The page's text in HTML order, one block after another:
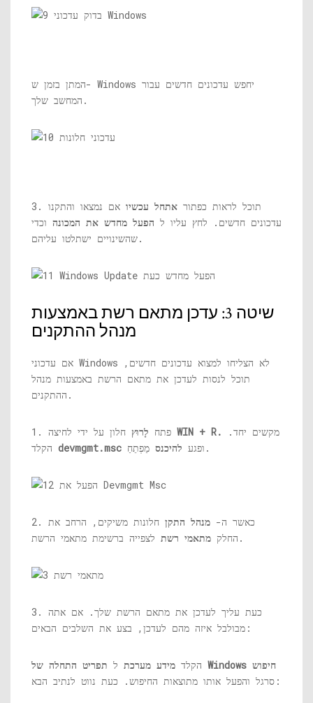
המתן בזמן ש- Windows יחפש עדכונים חדשים עבור
המחשב שלך.
3. תוכל לראות כפתור אתחל עכשיו אם נמצאו והתקנו
עדכונים חדשים. לחץ עליו ל הפעל מחדש את המכונה וכדי
שהשינויים ישתלטו עליהם.
שיטה 3: עדכן מתאם רשת באמצעות
מנהל ההתקנים
אם עדכוני Windows לא הצליחו למצוא עדכונים חדשים,
תוכל לנסות לעדכן את מתאם הרשת באמצעות מנהל
ההתקנים.
1. פתח לָרוּץ WIN + R.
devmgmt.msc ופגע להיכנס מַפְתֵחַ.
2. כאשר ה- מנהל התקן חלונות משיקים, הרחב את
החלק מתאמי רשת לצפייה ברשימת מתאמי הרשת.
3. כעת עליך לעדכן את מתאם הרשת שלך. אם אתה
מבולבל איזה מהם לעדכן, בצע את השלבים הבאים:
הקלד מידע מערכת ל
תפריט התחלה של Windows חיפוש
סרגל והפעל אותו מתוצאות החיפוש. כעת נווט לנתיב הבא: